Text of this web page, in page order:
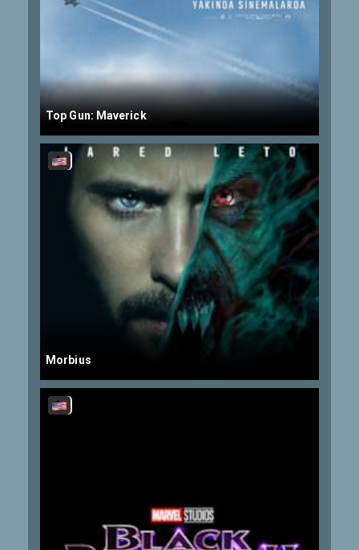
Top Gun: Maverick
Morbius